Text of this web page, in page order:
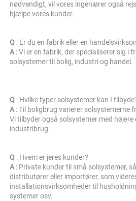
nødvendigt, vil vores ingeniører også
hjælpe vores kunder.
Q : Er du en fabrik eller en
A : Vi er en fabrik, der specialiserer sig i
solsystemer til bolig, industri og handel.
Q : Hvilke typer solsystemer kan I
A : Til boligbrug varierer solsystemerne
Vi tilbyder også solsystemer med
industribrug.
Q : Hvem er jeres kunder?
A : Private kunder til små solsystemer,
distributører eller importører, som
installationsvirksomheder til
systemer osv.